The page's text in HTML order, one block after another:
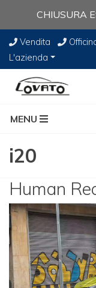
CHIUSURA
Vendita
L'azienda
MENU
i20
Human